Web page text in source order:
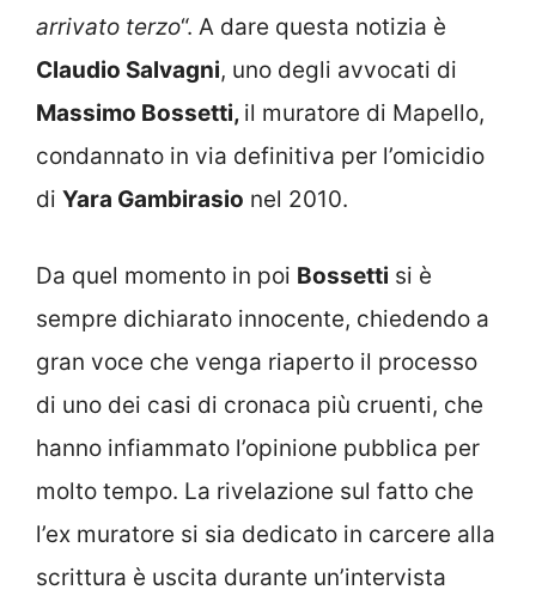
arrivato terzo“. A dare questa notizia è
Claudio Salvagni, uno degli avvocati di
Massimo Bossetti, il muratore di Mapello,
condannato in via definitiva per l’omicidio
di Yara Gambirasio nel 2010.
Da quel momento in poi Bossetti si è
sempre dichiarato innocente, chiedendo a
gran voce che venga riaperto il processo
di uno dei casi di cronaca più cruenti, che
hanno infiammato l’opinione pubblica per
molto tempo. La rivelazione sul fatto che
l’ex muratore si sia dedicato in carcere alla
scrittura è uscita durante un’intervista